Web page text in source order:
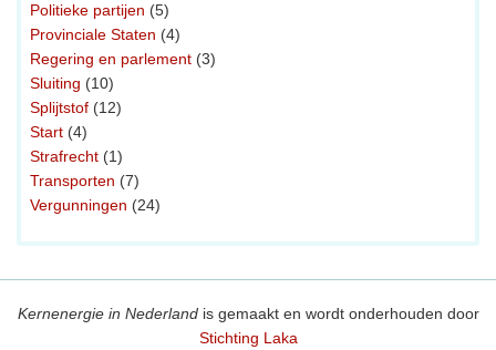
Politieke partijen (5)
Provinciale Staten (4)
Regering en parlement (3)
Sluiting (10)
Splijtstof (12)
Start (4)
Strafrecht (1)
Transporten (7)
Vergunningen (24)
Kernenergie in Nederlandis gemaakt en wordt onderhouden door
Stichting Laka